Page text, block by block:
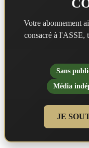
Votre abonnement
consacré à l'ASSE,
Sans
Média
JE